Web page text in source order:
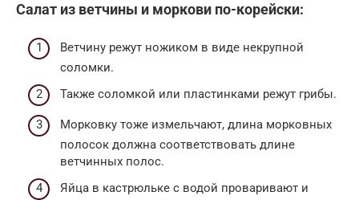
Салат из ветчины и моркови по-корейски:
Ветчину режут ножиком в виде некрупной
соломки.
Также соломкой или пластинками режут грибы.
Морковку тоже измельчают, длина морковных
полосок должна соответствовать длине
ветчинных полос.
Яйца в кастрюльке с водой проваривают и